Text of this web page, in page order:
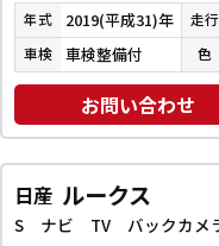
年式 2019(平成31)年 走行
車検 車検整備付 色
お問い合わせ
日産 ルークス